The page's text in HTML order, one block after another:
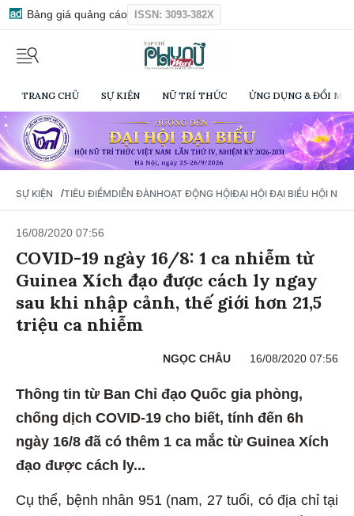
Bảng giá quảng cáo ISSN: 3093-382X
TRANG CHỦ SỰ KIỆN NỮ TRÍ THỨC ỨNG DỤNG & ĐỔI
SỰ KIỆN /TIÊU ĐIỂMDIỄN ĐÀNHOẠT ĐỘNG HỘIĐẠI HỘI ĐẠI BIỂU HỘI NỮ
16/08/2020 07:56
COVID-19 ngày 16/8: 1 ca nhiễm từ
Guinea Xích đạo được cách ly ngay
sau khi nhập cảnh, thế giới hơn 21,5
triệu ca nhiễm
NGỌC CHÂU 16/08/2020 07:56
Thông tin từ Ban Chỉ đạo Quốc gia phòng,
chống dịch COVID-19 cho biết, tính đến 6h
ngày 16/8 đã có thêm 1 ca mắc từ Guinea Xích
đạo được cách ly...
Cụ thể, bệnh nhân 951 (nam, 27 tuổi, có địa chỉ tại